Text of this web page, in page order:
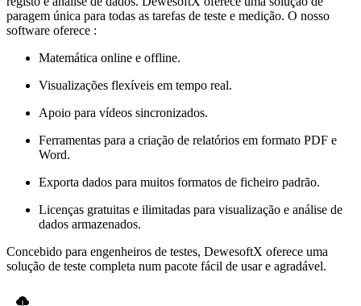
paragem única para todas as tarefas de teste e medição. O nosso
software oferece :
Matemática online e offline.
Visualizações flexíveis em tempo real.
Apoio para vídeos sincronizados.
Ferramentas para a criação de relatórios em formato PDF e
Word.
Exporta dados para muitos formatos de ficheiro padrão.
Licenças gratuitas e ilimitadas para visualização e análise de
dados armazenados.
Concebido para engenheiros de testes, DewesoftX oferece uma
solução de teste completa num pacote fácil de usar e agradável.